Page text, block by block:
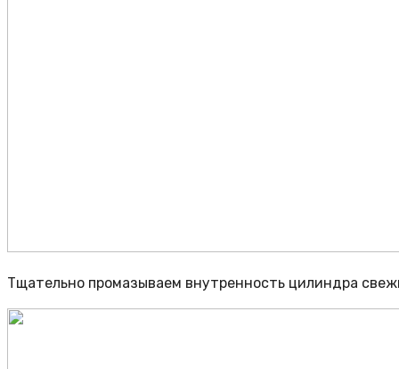
Тщательно промазываем внутренность цилиндра